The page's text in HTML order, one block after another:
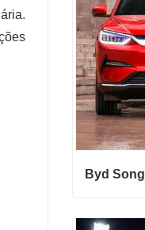
Byd Song
Byd Song